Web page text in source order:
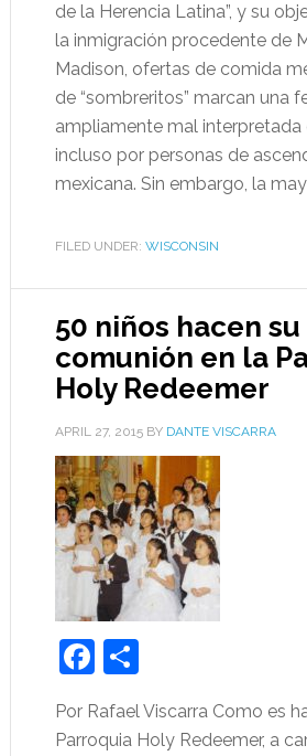
de la Herencia Latina”, y su
la inmigración procedente de
Madison, ofertas de comida
de “sombreritos” marcan una
ampliamente mal interpretada
incluso por personas de
mexicana. Sin embargo, la
FILED UNDER: WISCONSIN
50 niños hacen
comunión en la
Holy Redeemer
APRIL 27, 2015BY DANTE VISCARRA
Facebook
Share
Por Rafael Viscarra Como es
Parroquia Holy Redeemer, a